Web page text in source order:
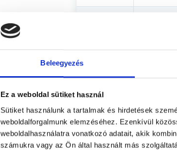
Beleegyezés
Ez a weboldal sütiket használ
Sütiket használunk a tartalmak és hirdetések
weboldalforgalmunk elemzéséhez. Ezenkívül
weboldalhasználatra vonatkozó adatait, akik
számukra vagy az Ön által használt más